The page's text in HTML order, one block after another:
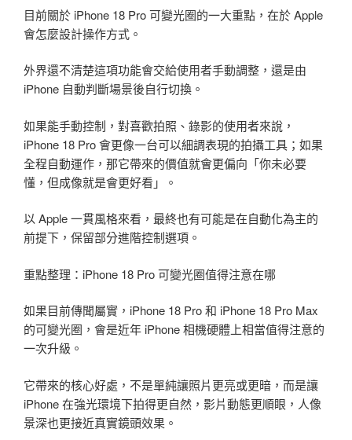
目前關於 iPhone 18 Pro 可變光圈的一大重點，在於 Apple
會怎麼設計操作方式。
外界還不清楚這項功能會交給使用者手動調整，還是由
iPhone 自動判斷場景後自行切換。
如果能手動控制，對喜歡拍照、錄影的使用者來說，
iPhone 18 Pro 會更像一台可以細調表現的拍攝工具；如果
全程自動運作，那它帶來的價值就會更偏向「你未必要
懂，但成像就是會更好看」。
以 Apple 一貫風格來看，最終也有可能是在自動化為主的
前提下，保留部分進階控制選項。
重點整理：iPhone 18 Pro 可變光圈值得注意在哪
如果目前傳聞屬實，iPhone 18 Pro 和 iPhone 18 Pro Max
的可變光圈，會是近年 iPhone 相機硬體上相當值得注意的
一次升級。
它帶來的核心好處，不是單純讓照片更亮或更暗，而是讓
iPhone 在強光環境下拍得更自然，影片動態更順眼，人像
景深也更接近真實鏡頭效果。